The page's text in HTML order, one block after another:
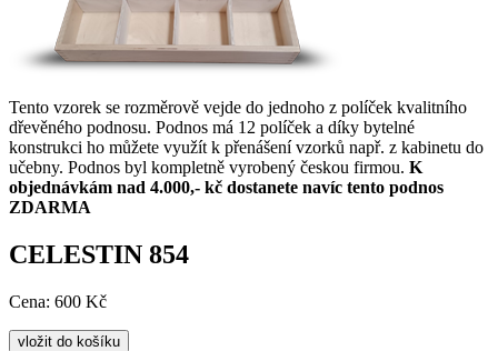
Tento vzorek se rozměrově vejde do jednoho z políček kvalitního
dřevěného podnosu. Podnos má 12 políček a díky bytelné
konstrukci ho můžete využít k přenášení vzorků např. z kabinetu do
učebny. Podnos byl kompletně vyrobený českou firmou. K
objednávkám nad 4.000,- kč dostanete navíc tento podnos
ZDARMA
CELESTIN 854
Cena: 600 Kč